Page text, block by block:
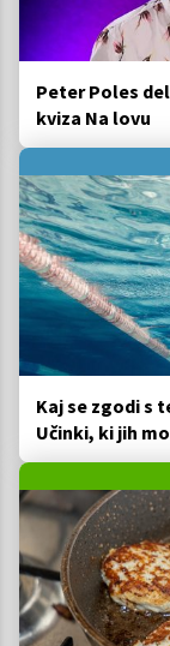
Peter Poles
kviza Na lovu
Kaj se zgodi s
Učinki, ki jih